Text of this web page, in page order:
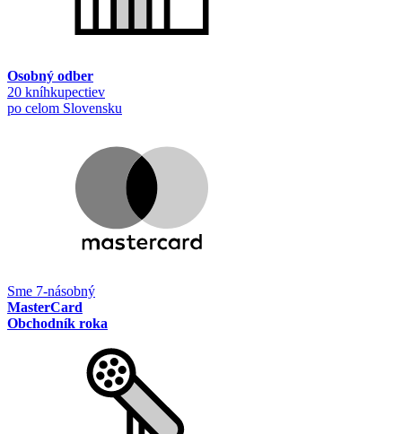
Osobný odber
20 kníhkupectiev
po celom Slovensku
Sme 7-násobný
MasterCard
Obchodník roka